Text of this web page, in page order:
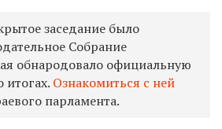
заседание было
Собрание
обнародовало официальную
Ознакомиться с ней
парламента.